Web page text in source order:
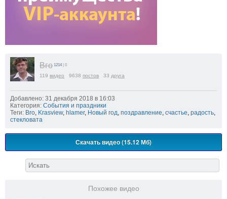
Вго 1214 | 0
119 видео 9638 постов 33 друга
Добавлено: 31 декабря 2018 в 16:03
Категория: События и праздники
Теги: Bro, Krasview, hlamer, Новый год, поздравление, счастье, радость,
стекловата
Скачать видео (15.12 Мб)
Похожее видео